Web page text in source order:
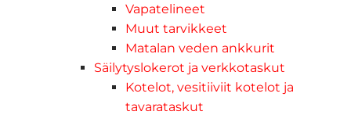
Vapatelineet
Muut tarvikkeet
Matalan veden ankkurit
Säilytyslokerot ja verkkotaskut
Kotelot, vesitiiviit kotelot ja
tavarataskut